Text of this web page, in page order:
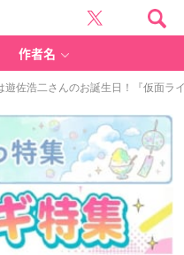
作者名
佐浩二さんのお誕生日！『仮面ラ